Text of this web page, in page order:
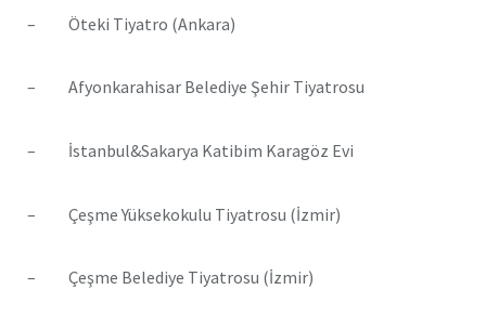
– Öteki Tiyatro (Ankara)
– Afyonkarahisar Belediye Şehir Tiyatrosu
– İstanbul&Sakarya Katibim Karagöz Evi
– Çeşme Yüksekokulu Tiyatrosu (İzmir)
– Çeşme Belediye Tiyatrosu (İzmir)